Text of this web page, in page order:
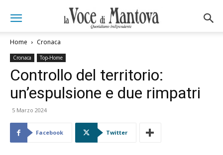
Home Cronaca
Cronaca Top-Home
Controllo del territorio:
un’espulsione e due rimpatri
5 Marzo 2024
Facebook Twitter